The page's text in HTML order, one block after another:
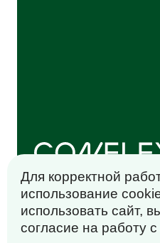
данных
Косметические
Корма для животных
Сыпучие продукты
Снеки
Разработано в
Для корректной
использование
использовать сайт,
согласие на работу